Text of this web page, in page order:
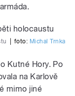
foto: Michal Trnka
Kutné Hory. Po
na Karlově
mimo jiné